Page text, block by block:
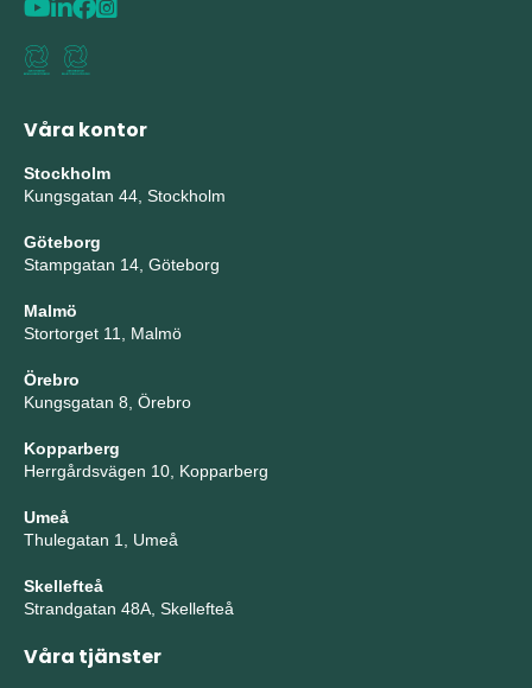
Våra kontor
Stockholm
Kungsgatan 44, Stockholm
Göteborg
Stampgatan 14, Göteborg
Malmö
Stortorget 11, Malmö
Örebro
Kungsgatan 8, Örebro
Kopparberg
Herrgårdsvägen 10, Kopparberg
Umeå
Thulegatan 1, Umeå
Skellefteå
Strandgatan 48A, Skellefteå
Våra tjänster